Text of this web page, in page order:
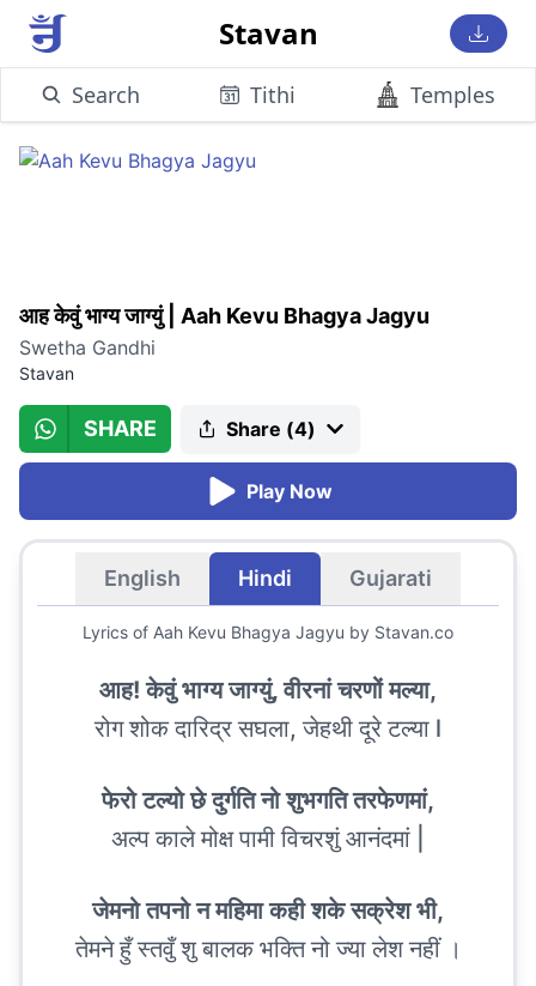
Stavan
Search Tithi Temples
आह केवुं भाग्य जाग्युं| Aah Kevu Bhagya Jagyu
Swetha Gandhi
Stavan
SHARE Share (4)
Play Now
English Hindi Gujarati
Lyrics of Aah Kevu Bhagya Jagyu by Stavan.co
आह! केवुं भाग्य जाग्युं, वीरनां चरणों मल्या,
रोग शोक दारिद्र सघला, जेहथी दूरे टल्या l
फेरो टल्यो छे दुर्गति नो शुभगति तरफेणमां,
अल्प काले मोक्ष पामी विचरशुं आनंदमां |
जेमनो तपनो न महिमा कही शके सक्रेश भी,
तेमने हुँ स्तवुँ शु बालक भक्ति नो ज्या लेश नहीं ।